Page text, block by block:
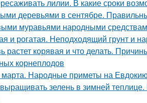
лилии. В какие сроки
деревьями в сентябре.
муравьями народными
и рогатая. Неподходящий грунт и
растет корявая и что делать.
корнеплодов
Народные приметы на
зелень в зимней